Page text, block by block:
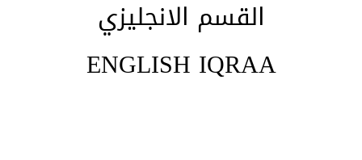
القسم الانجليزي
ENGLISH IQRAA